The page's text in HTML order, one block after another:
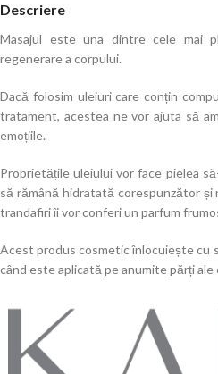
Descriere
Masajul este una dintre cele mai
regenerare a corpului.
Dacă folosim uleiuri care conțin
tratament, acestea ne vor ajuta să
emoțiile.
Proprietățile uleiului vor face pielea
să rămână hidratată corespunzător
trandafiri îi vor conferi un parfum
Acest produs cosmetic înlocuiește cu
când este aplicată pe anumite părți